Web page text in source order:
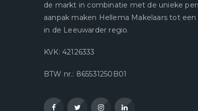
de markt in combinatie met de unieke
aanpak maken Hellema Makelaars tot
in de Leeuwarder regio.
KVK: 42126333
BTW nr.: 865531250B01